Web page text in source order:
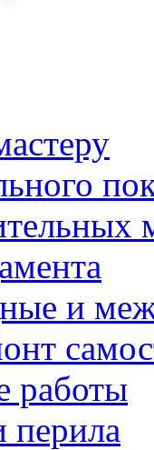
и
работы
перила